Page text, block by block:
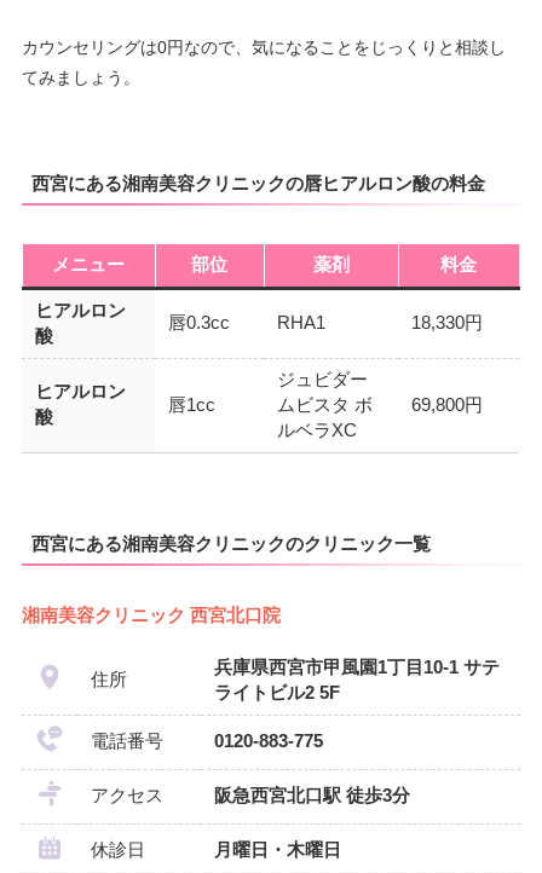
カウンセリングは0円なので、気になることをじっくりと相談し
てみましょう。
西宮にある湘南美容クリニックの唇ヒアルロン酸の料金
メニュー 部位 薬剤 料金
ヒアルロン
酸
唇0.3cc RHA1 18,330円
ヒアルロン
酸
唇1cc
ジュビダー
ムビスタ ボ
ルベラXC
69,800円
西宮にある湘南美容クリニックのクリニック一覧
湘南美容クリニック 西宮北口院
住所
兵庫県西宮市甲風園1丁目10‐1 サテ
ライトビル2 5F
電話番号 0120-883-775
アクセス 阪急西宮北口駅 徒歩3分
休診日 月曜日・木曜日